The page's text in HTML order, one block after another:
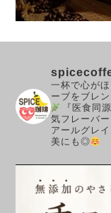
一杯で心が
ーブをブレ
『医食同
気フレーバー
アールグレ
美にも◎